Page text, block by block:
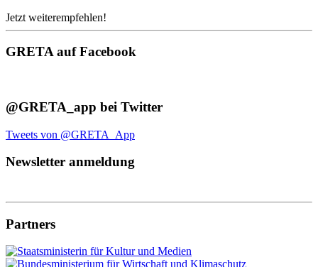
Jetzt weiterempfehlen!
GRETA auf Facebook
@GRETA_app bei Twitter
Tweets von @GRETA_App
Newsletter anmeldung
Partners